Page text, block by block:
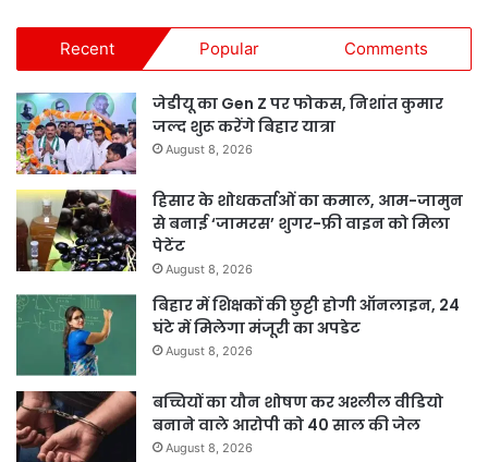
Recent Popular Comments
जेडीयू का Gen Z पर फोकस, निशांत कुमार
जल्द शुरू करेंगे बिहार यात्रा
August 8, 2026
हिसार के शोधकर्ताओं का कमाल, आम-जामुन
से बनाई ‘जामरस’ शुगर-फ्री वाइन को मिला
पेटेंट
August 8, 2026
बिहार में शिक्षकों की छुट्टी होगी ऑनलाइन, 24
घंटे में मिलेगा मंजूरी का अपडेट
August 8, 2026
बच्चियों का यौन शोषण कर अश्लील वीडियो
बनाने वाले आरोपी को 40 साल की जेल
August 8, 2026